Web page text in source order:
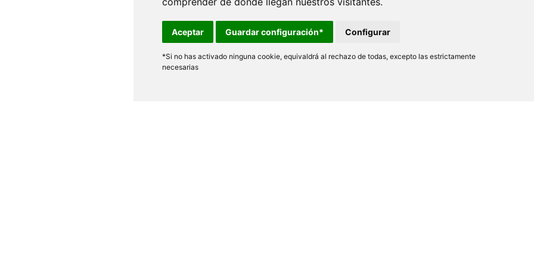
Aceptar Guardar configuración* Configurar
*Si no has activado ninguna cookie, equivaldrá al rechazo de todas, excepto las estrictamente
necesarias